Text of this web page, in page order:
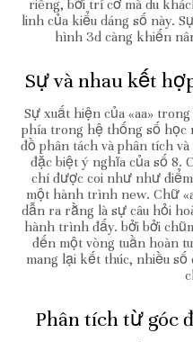
riêng, bởi trí cơ mà du
linh của kiểu dáng số này.
hình 3d càng khiến
Sự và nhau kết
Sự xuất hiện của «aa»
phía trong hệ thống số học
đồ phân tách và phân tích
đặc biệt ý nghĩa của số 8.
chí được coi như như
một hành trình new. Chữ
dẫn ra rằng là sự câu hỏi
hành trình đấy. bởi bởi
đến một vòng tuần hoàn
mang lại kết thúc, nhiều
Phân tích từ góc